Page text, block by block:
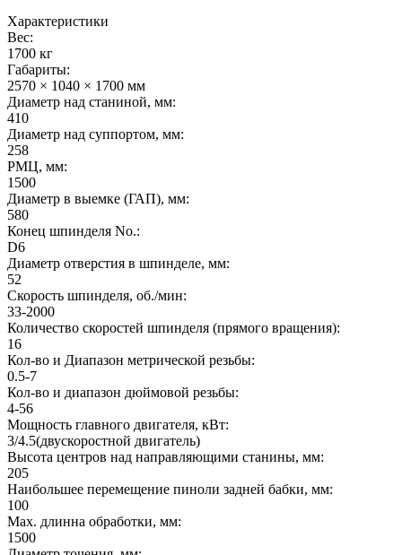
Характеристики
Вес:
1700 кг
Габариты:
2570 × 1040 × 1700 мм
Диаметр над станиной, мм:
410
Диаметр над суппортом, мм:
258
РМЦ, мм:
1500
Диаметр в выемке (ГАП), мм:
580
Конец шпинделя No.:
D6
Диаметр отверстия в шпинделе, мм:
52
Скорость шпинделя, об./мин:
33-2000
Количество скоростей шпинделя (прямого вращения):
16
Кол-во и Диапазон метрической резьбы:
0.5-7
Кол-во и диапазон дюймовой резьбы:
4-56
Мощность главного двигателя, кВт:
3/4.5(двускоростной двигатель)
Высота центров над направляющими станины, мм:
205
Наибольшее перемещение пиноли задней бабки, мм:
100
Max. длинна обработки, мм:
1500